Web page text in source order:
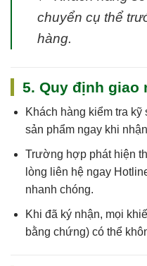
chuyển cụ thể
hàng.
5. Quy định giao
Khách hàng kiểm tra
sản phẩm ngay khi
Trường hợp phát hiện
lòng liên hệ ngay
nhanh chóng.
Khi đã ký nhận, mọi
bằng chứng) có thể